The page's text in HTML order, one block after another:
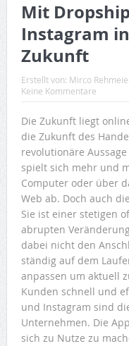
Mit
Instagram
Zukunft
Erstellt von: Mirco
Keine Kommentare
Die Zukunft liegt
die Zukunft des
revolutionäre
spielt sich mehr und
Computer oder über
Web ab. Doch auch
Sie ist einer stetigen
abrupten
dabei nicht den
ständig auf dem
anpassen um aktuell
Kunden schnell und
und Instagram sind
Unternehmen. Die
sich zu Nutze zu